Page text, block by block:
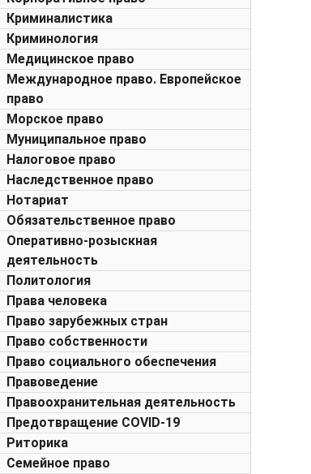
Криминалистика
Криминология
Медицинское право
Международное право. Европейское
право
Морское право
Муниципальное право
Налоговое право
Наследственное право
Нотариат
Обязательственное право
Оперативно-розыскная
деятельность
Политология
Права человека
Право зарубежных стран
Право собственности
Право социального обеспечения
Правоведение
Правоохранительная деятельность
Предотвращение COVID-19
Риторика
Семейное право